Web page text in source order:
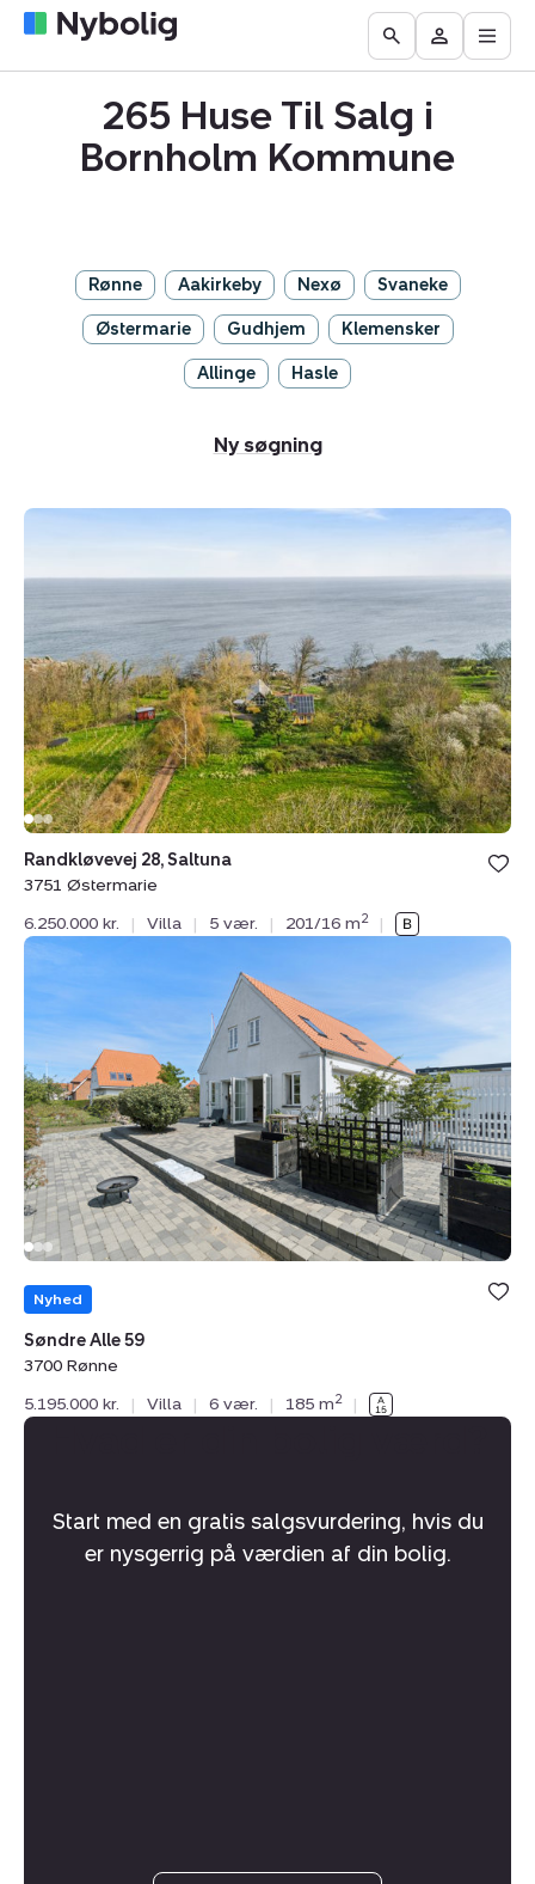
Boliger
til
Find
mægler
Få
vurderet
bolig
Go
to
the
Search
page
Besøg
Mit
Åbn
265 Huse Til Salg i
Bornholm Kommune
Rønne Aakirkeby Nexø Svaneke
Østermarie Gudhjem Klemensker
Allinge Hasle
Ny søgning
28,
Saltuna,
3751
Østermarie
Randkløvevej 28, Saltuna
3751 Østermarie
6.250.000 kr.
| Villa | 5 vær. | 201/16 m2 |
Villa:
59,
3700
Rønne
Nyhed
Søndre Alle 59
3700 Rønne
5.195.000 kr.
| Villa | 6 vær. | 185 m2 |
Start med en gratis salgsvurdering, hvis du
er nysgerrig på værdien af din bolig.